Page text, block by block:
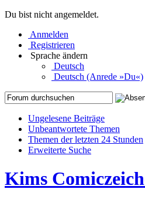
Du bist nicht angemeldet.
Anmelden
Registrieren
Sprache ändern
Deutsch
Deutsch (Anrede »Du«)
Ungelesene Beiträge
Unbeantwortete Themen
Themen der letzten 24 Stunden
Erweiterte Suche
Kims